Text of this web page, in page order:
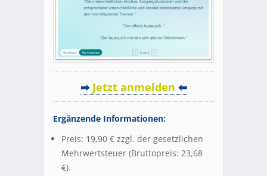
➡Jetzt anmelden ⬅
Ergänzende Informationen:
Preis: 19,90 € zzgl. der gesetzlichen
Mehrwertsteuer (Bruttopreis: 23,68
€).